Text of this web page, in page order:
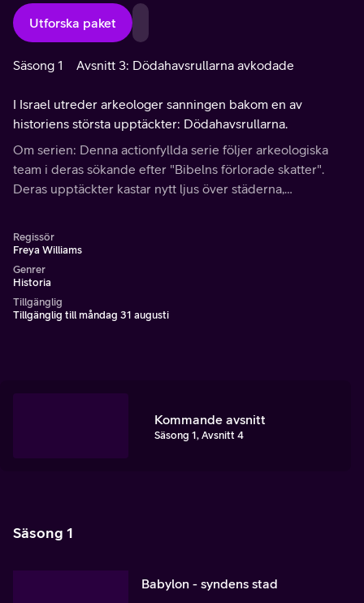
Utforska paket
Säsong 1 Avsnitt 3: Dödahavsrullarna avkodade
I Israel utreder arkeologer sanningen bakom en av
historiens största upptäckter: Dödahavsrullarna.
Om serien: Denna actionfyllda serie följer arkeologiska
team i deras sökande efter "Bibelns förlorade skatter".
Deras upptäckter kastar nytt ljus över städerna,
Regissör
Freya Williams
Genrer
Historia
Tillgänglig
Tillgänglig till måndag 31 augusti
Kommande avsnitt
Säsong 1, Avsnitt 4
Säsong 1
Babylon - syndens stad